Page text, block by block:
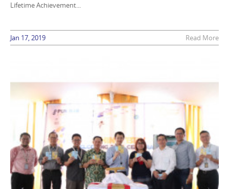
Lifetime Achievement...
Jan 17, 2019 Read More